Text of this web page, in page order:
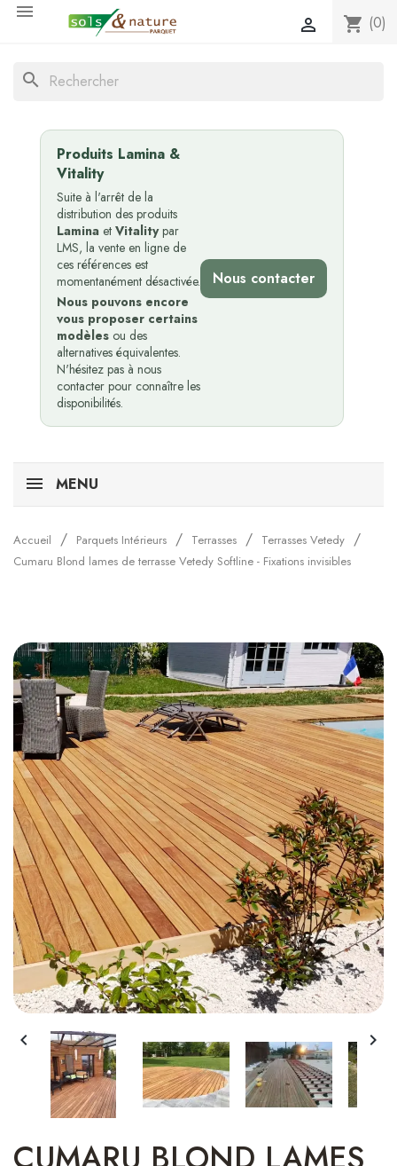

shopping_cart (0)

search
Produits Lamina &
Vitality
Suite à l'arrêt de la
distribution des produits
Lamina et Vitalitypar
LMS, la vente en ligne de
ces références est
momentanément désactivée.
Nous pouvons encore
vous proposer certains
modèles ou des
alternatives équivalentes.
N'hésitez pas à nous
contacter pour connaître les
disponibilités.
Nous contacter
MENU
Accueil Parquets Intérieurs Terrasses
Terrasses Vetedy
Cumaru Blond lames de terrasse Vetedy Softline - Fixations invisibles
 